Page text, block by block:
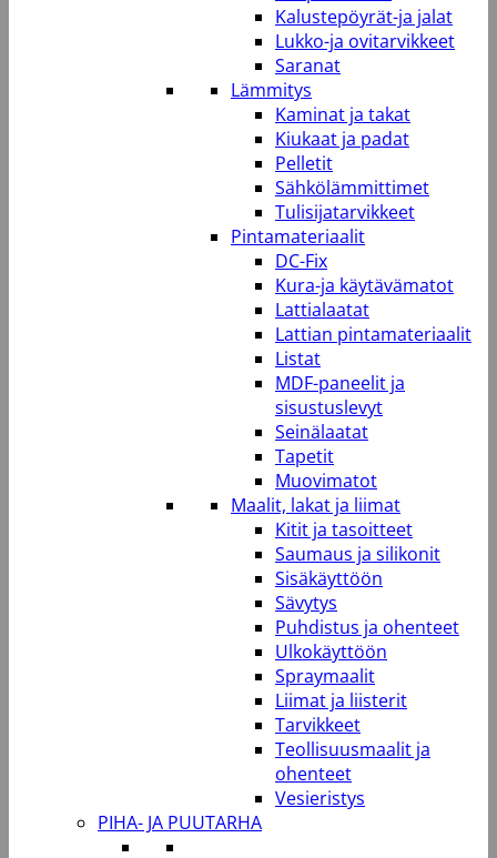
Kalustepöyrät-ja jalat
Lukko-ja ovitarvikkeet
Saranat
Lämmitys
Kaminat ja takat
Kiukaat ja padat
Pelletit
Sähkölämmittimet
Tulisijatarvikkeet
Pintamateriaalit
DC-Fix
Kura-ja käytävämatot
Lattialaatat
Lattian pintamateriaalit
Listat
MDF-paneelit ja
sisustuslevyt
Seinälaatat
Tapetit
Muovimatot
Maalit, lakat ja liimat
Kitit ja tasoitteet
Saumaus ja silikonit
Sisäkäyttöön
Sävytys
Puhdistus ja ohenteet
Ulkokäyttöön
Spraymaalit
Liimat ja liisterit
Tarvikkeet
Teollisuusmaalit ja
ohenteet
Vesieristys
PIHA- JA PUUTARHA